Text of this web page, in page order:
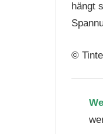
hängt
©